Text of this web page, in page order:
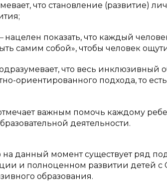
что становление (развитие)
нацелен показать, что каждый
самим собой», чтобы человек
что весь инклюзивный
ориентированного подхода, то
важным помочь каждому
деятельности.
на данный момент существует ряд
и полноценном развитии детей
образования.